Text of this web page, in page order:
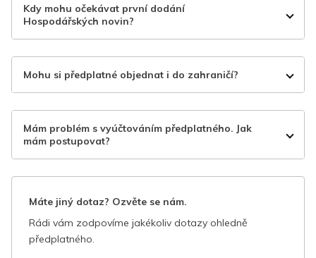
Kdy mohu očekávat první dodání
Hospodářských novin?
Mohu si předplatné objednat i do zahraničí?
Mám problém s vyúčtováním předplatného. Jak
mám postupovat?
Máte jiný dotaz? Ozvěte se nám.
Rádi vám zodpovíme jakékoliv dotazy ohledně
předplatného.